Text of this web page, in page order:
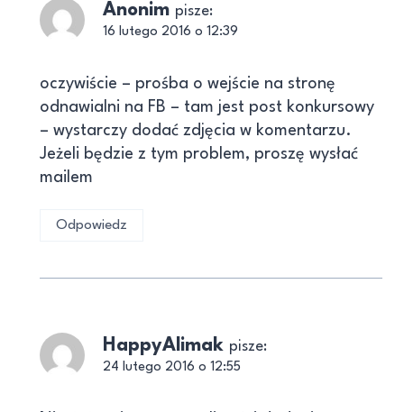
Anonim pisze:
16 lutego 2016 o 12:39
oczywiście – prośba o wejście na stronę
odnawialni na FB – tam jest post konkursowy
– wystarczy dodać zdjęcia w komentarzu.
Jeżeli będzie z tym problem, proszę wysłać
mailem
Odpowiedz
HappyAlimak pisze:
24 lutego 2016 o 12:55